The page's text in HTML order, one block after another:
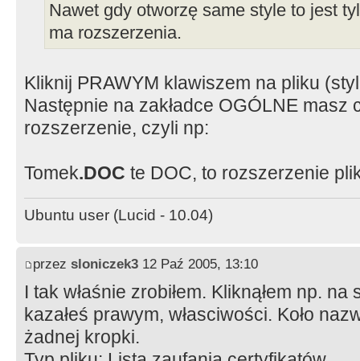
Nawet gdy otworzę same style to jest
ma rozszerzenia.
Kliknij PRAWYM klawiszem na pliku
Następnie na zakładce OGÓLNE masz
rozszerzenie, czyli np:
Tomek.DOC te DOC, to rozszerzenie
Ubuntu user (Lucid - 10.04)
przez sloniczek3 12 Paź 2005, 13:10
I tak właśnie zrobiłem. Kliknąłem np.
kazałeś prawym, własciwości. Koło
żadnej kropki.